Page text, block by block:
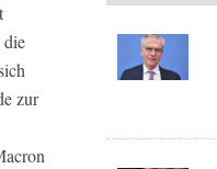
die
zur